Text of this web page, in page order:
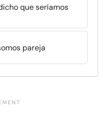
que seríamos
pareja